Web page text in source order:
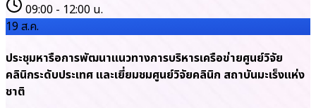
09:00 - 12:00 น.
19ส.ค.
ประชุมหารือการพัฒนาแนวทางการบริหารเครือข่ายศูนย์วิจัย
คลินิกระดับประเทศ และเยี่ยมชมศูนย์วิจัยคลินิก สถาบันมะเร็งแห่ง
ชาติ